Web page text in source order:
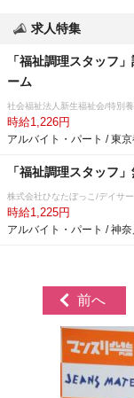
求人特集
「福祉調理スタッフ
ーム
社会福祉法人新生福祉会/特別
時給1,226円
アルバイト・パート / 東京
「福祉調理スタッフ
株式会社ひなたぼっこ/デイサ
時給1,225円
アルバイト・パート / 神奈
前へ